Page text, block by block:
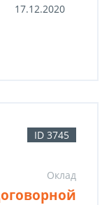
17.12.2020
ID 3745
Оклад